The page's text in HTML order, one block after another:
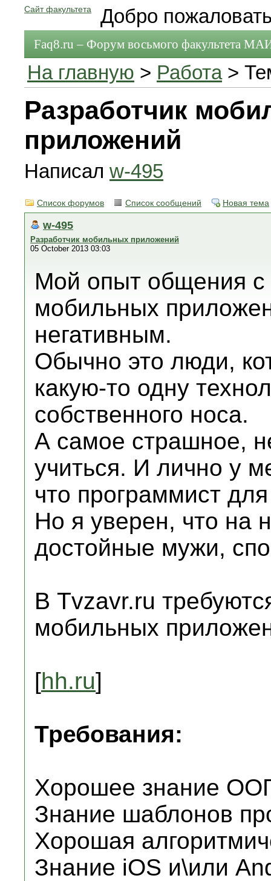
Сайт факультета Добро
Faq8.ru – Форум восьмого факультета
На главную > Работа>
Разработчик
приложений
Написал w-495
Список форумов Список сообщений Новая тема
w-495
Разработчик мобильных приложений
05 October 2013 03:03
Мой опыт общения с
мобильных
негативным.
Обычно это люди,
какую-то одну
собственного носа.
А самое страшное,
учиться. И лично у
что программист
Но я уверен, что на
достойные мужи,
В Tvzavr.ru
мобильных
[hh.ru]
Требования:
Хорошее знание
Знание шаблонов
Хорошая
Знание iOS и\или